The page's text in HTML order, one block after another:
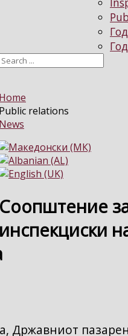
Home
Public relations
News
Соопштение
инспекциски
Државниот